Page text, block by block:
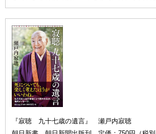
『寂聴 九十七歳の遺言』 瀬戸内寂聴